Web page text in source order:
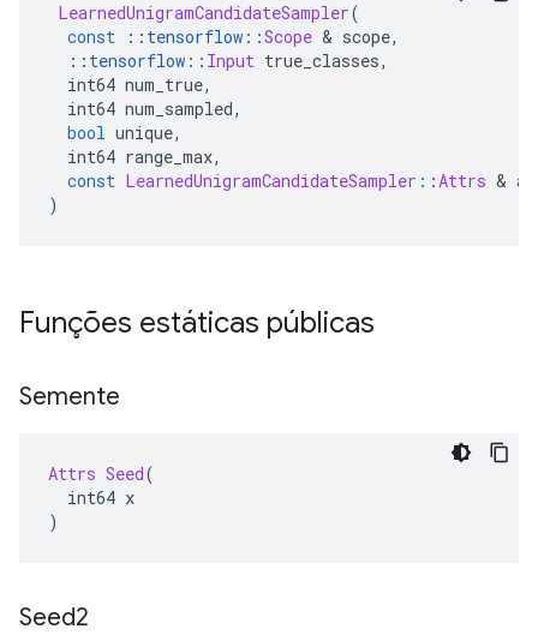
LearnedUnigramCandidateSampler(
const
:: tensorflow ::Scope & scope,
:: tensorflow :: Input true_classes,
int64 num_true,
int64 num_sampled,
bool unique,
int64 range_max,
const LearnedUnigramCandidateSampler ::Attrs &
)
Funções estáticas públicas
Semente
Attrs Seed(
int64 x
)
Seed2